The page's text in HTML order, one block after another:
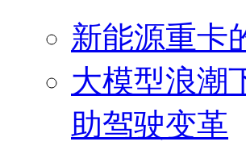
新能源重卡
大模型浪潮
助驾驶变革